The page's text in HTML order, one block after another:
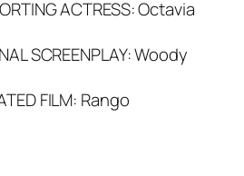
ACTRESS: Octavia
SCREENPLAY: Woody
FILM: Rango